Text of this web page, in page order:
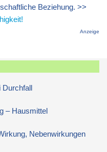
Beziehung. >>
Anzeige
Durchfall
– Hausmittel
Nebenwirkungen